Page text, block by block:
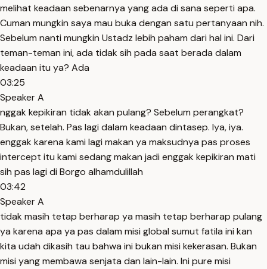
melihat keadaan sebenarnya yang ada di sana seperti apa.
Cuman mungkin saya mau buka dengan satu pertanyaan nih.
Sebelum nanti mungkin Ustadz lebih paham dari hal ini. Dari
teman-teman ini, ada tidak sih pada saat berada dalam
keadaan itu ya? Ada
03:25
Speaker A
nggak kepikiran tidak akan pulang? Sebelum perangkat?
Bukan, setelah. Pas lagi dalam keadaan dintasep. Iya, iya.
enggak karena kami lagi makan ya maksudnya pas proses
intercept itu kami sedang makan jadi enggak kepikiran mati
sih pas lagi di Borgo alhamdulillah
03:42
Speaker A
tidak masih tetap berharap ya masih tetap berharap pulang
ya karena apa ya pas dalam misi global sumut fatila ini kan
kita udah dikasih tau bahwa ini bukan misi kekerasan. Bukan
misi yang membawa senjata dan lain-lain. Ini pure misi